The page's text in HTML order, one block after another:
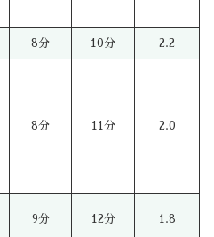
8分 10分 2.2
8分 11分 2.0
9分 12分 1.8